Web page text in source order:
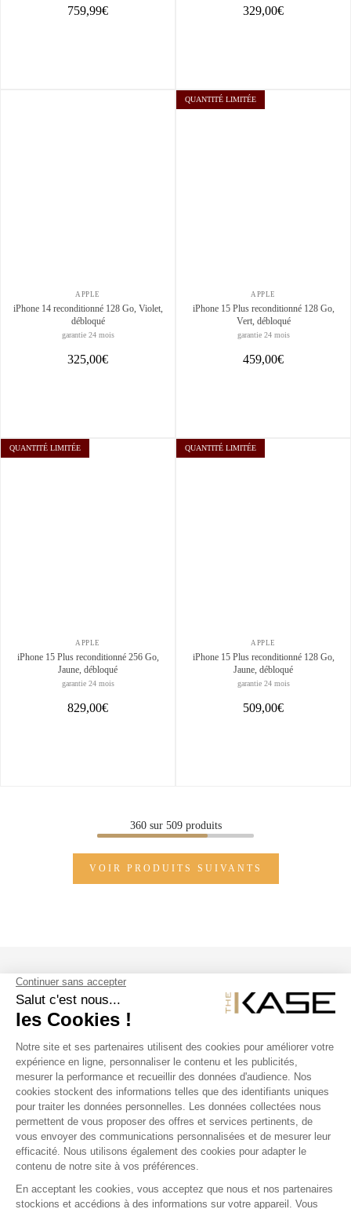
759,99€ 329,00€
APPLE
iPhone 14 reconditionné 128 Go, Violet,
débloqué
garantie 24 mois
325,00€
QUANTITÉ LIMITÉE
APPLE
iPhone 15 Plus reconditionné 128 Go,
Vert, débloqué
garantie 24 mois
459,00€
QUANTITÉ LIMITÉE
APPLE
iPhone 15 Plus reconditionné 256 Go,
Jaune, débloqué
garantie 24 mois
829,00€
QUANTITÉ LIMITÉE
APPLE
iPhone 15 Plus reconditionné 128 Go,
Jaune, débloqué
garantie 24 mois
509,00€
360sur 509produits
VOIR PRODUITS SUIVANTS
NOS PRODUITS
THE KASE